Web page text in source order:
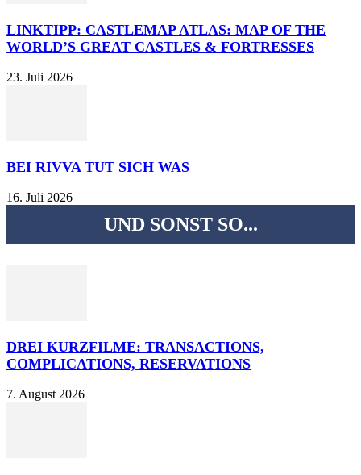
LINKTIPP: CASTLEMAP ATLAS: MAP OF THE
WORLD’S GREAT CASTLES & FORTRESSES
23. Juli 2026
BEI RIVVA TUT SICH WAS
16. Juli 2026
UND SONST SO...
DREI KURZFILME: TRANSACTIONS,
COMPLICATIONS, RESERVATIONS
7. August 2026